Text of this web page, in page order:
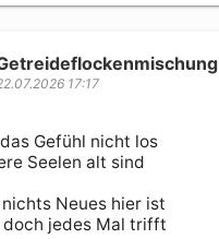
17:17
Gefühl nicht los
Seelen alt sind
Neues hier ist
doch jedes Mal trifft